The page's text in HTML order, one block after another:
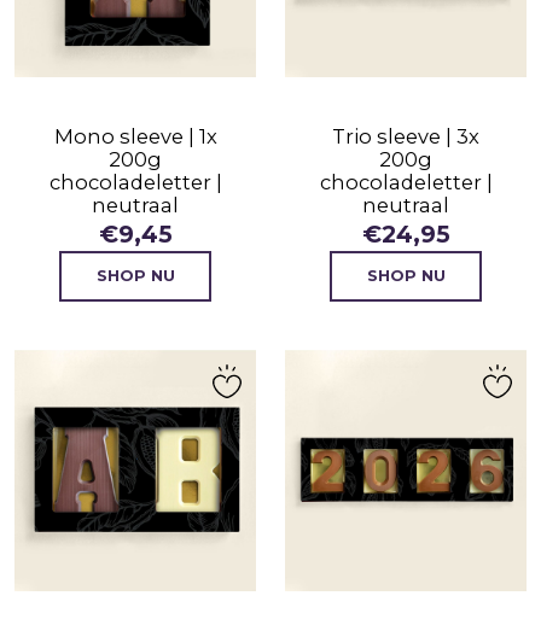
Mono sleeve | 1x
200g
chocoladeletter |
neutraal
€9,45
SHOP NU
Trio sleeve | 3x
200g
chocoladeletter |
neutraal
€24,95
SHOP NU